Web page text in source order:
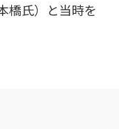
橋氏）と当時を